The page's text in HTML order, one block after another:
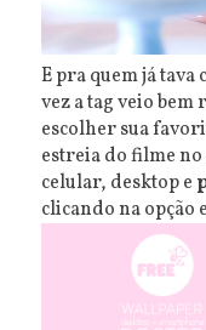
E pra quem já tava
vez a tag veio bem
escolher sua
estreia do filme
celular, desktop e
clicando na opção